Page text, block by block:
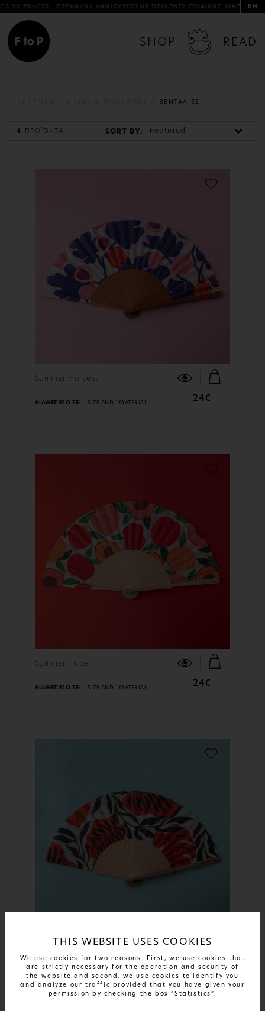
THIS WEBSITE USES COOKIES
We use cookies for two reasons. First, we use cookies that
are strictly necessary for the operation and security of
the website and second, we use cookies to identify you
and analyze our traffic provided that you have given your
permission by checking the box “Statistics”.
PRINCES - ΠΕΡΗΦΑΝΑ ΔΗΜΙΟΥΡΓΟΥΜΕ ΠΡΟΙΟΝΤΑ ΓΡΑΦΙΚΗΣ ΥΛΗΣ & EN
SHOP READ
ΒΕΝΤΑΛΙΕΣ
4 ΠΡΟΪΌΝΤΑ SORT BY: Featured
Summer Harvest
24€
ΔΙΑΘΕΣΙΜΟ ΣΕ: 1 SIZE AND 1 MATERIAL
Summer Pulse
24€
ΔΙΑΘΕΣΙΜΟ ΣΕ: 1 SIZE AND 1 MATERIAL
ΠΕΡΙΣΣΟΤΕΡΑ
24€
ΔΙΑΘΕΣΙΜΟ ΣΕ: 1 SIZE AND 1 MATERIAL